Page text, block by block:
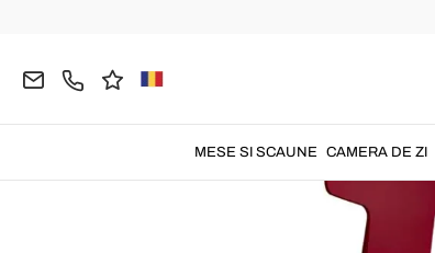
MESE SI SCAUNE CAMERA DE ZI